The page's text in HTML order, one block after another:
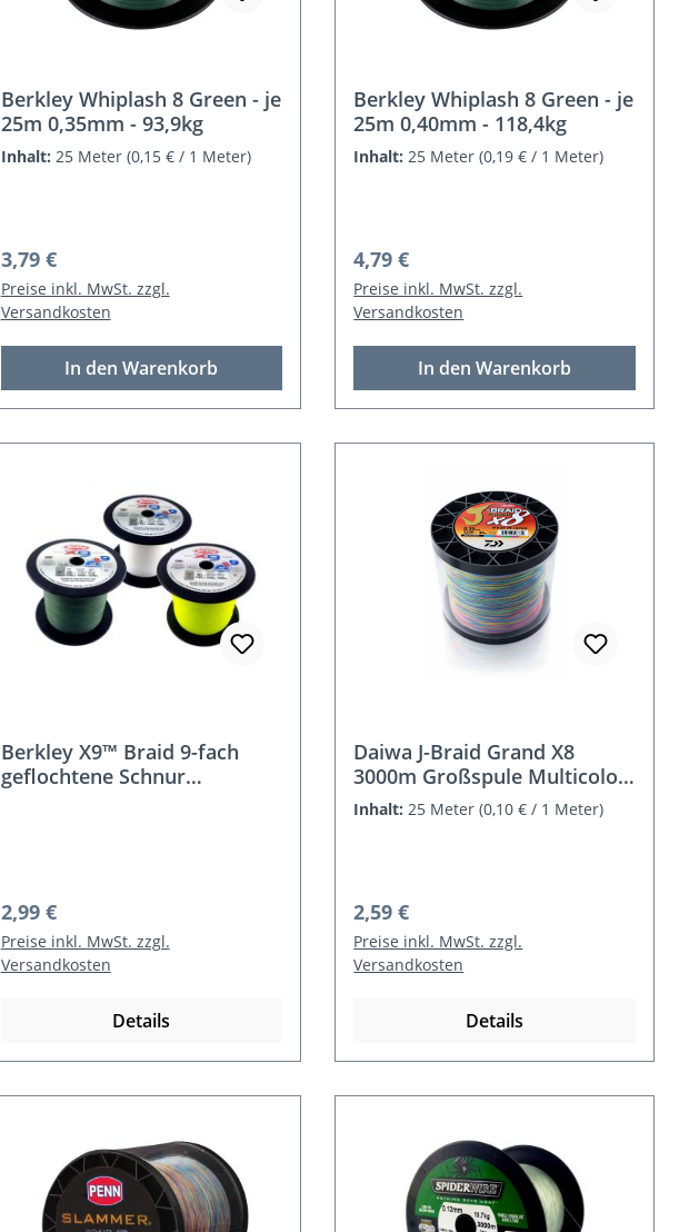
Berkley Whiplash 8 Green - je
25m 0,35mm - 93,9kg
Inhalt: 25 Meter (0,15 € / 1 Meter)
Regulärer Preis:
3,79 €
Preise inkl. MwSt. zzgl.
Versandkosten
In den Warenkorb
Berkley Whiplash 8 Green - je
25m 0,40mm - 118,4kg
Inhalt:25 Meter(0,19 € / 1 Meter)
Regulärer Preis:
4,79 €
Preise inkl. MwSt. zzgl.
Versandkosten
In den Warenkorb
Berkley X9™ Braid 9-fach
geflochtene Schnur
Regulärer Preis:
2,99 €
Preise inkl. MwSt. zzgl.
Versandkosten
Details
Daiwa J-Braid Grand X8
3000m Großspule Multicolor
– Verkauf je 25m
Inhalt:25 Meter(0,10 € / 1 Meter)
Regulärer Preis:
2,59 €
Preise inkl. MwSt. zzgl.
Versandkosten
Details